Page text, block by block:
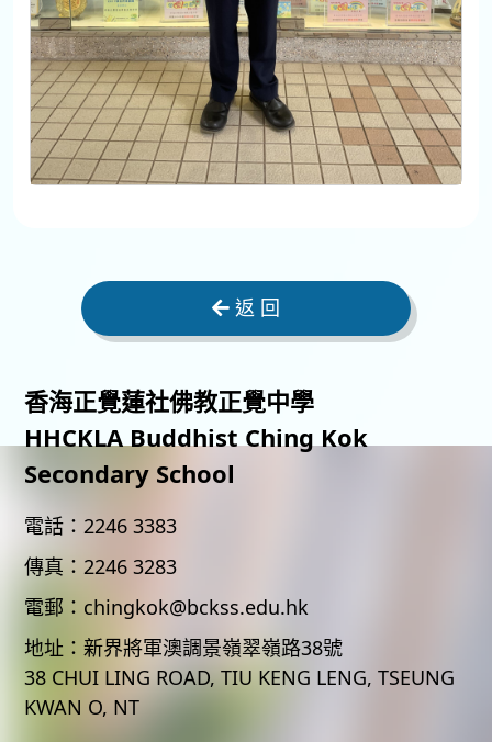
返 回
香海正覺蓮社佛教正覺中學
HHCKLA Buddhist Ching Kok
Secondary School
電話： 2246 3383
傳真： 2246 3283
電郵： chingkok@bckss.edu.hk
地址： 新界將軍澳調景嶺翠嶺路38號
38 CHUI LING ROAD, TIU KENG LENG, TSEUNG
KWAN O, NT